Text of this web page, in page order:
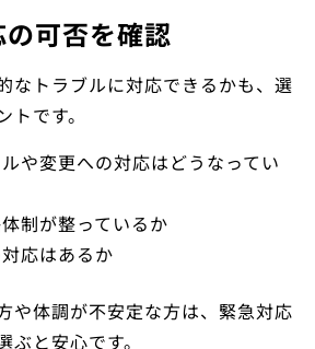
可否を確認
なトラブルに対応できるかも、選
です。
や変更への対応はどうなってい
制が整っているか
応はあるか
や体調が不安定な方は、緊急対応
と安心です。